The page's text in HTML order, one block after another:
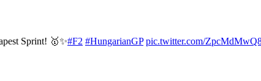
Sprint! 🥇✨#F2 #HungarianGP pic.twitter.com/